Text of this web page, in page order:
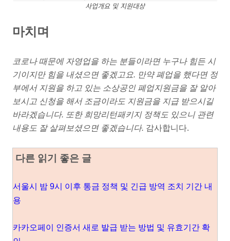
사업개요 및 지원대상
마치며
코로나 때문에 자영업을 하는 분들이라면 누구나 힘든 시
기이지만 힘을 내셨으면 좋겠고요. 만약 폐업을 했다면 정
부에서 지원을 하고 있는 소상공인 폐업지원금을 잘 알아
보시고 신청을 해서 조금이라도 지원금을 지급 받으시길
바라겠습니다. 또한 희망리턴패키지 정책도 있으니 관련
내용도 잘 살펴보셨으면 좋겠습니다. 감사합니다.
다른 읽기 좋은 글
서울시 밤 9시 이후 통금 정책 및 긴급 방역 조치 기간 내
용
카카오페이 인증서 새로 발급 받는 방법 및 유효기간 확